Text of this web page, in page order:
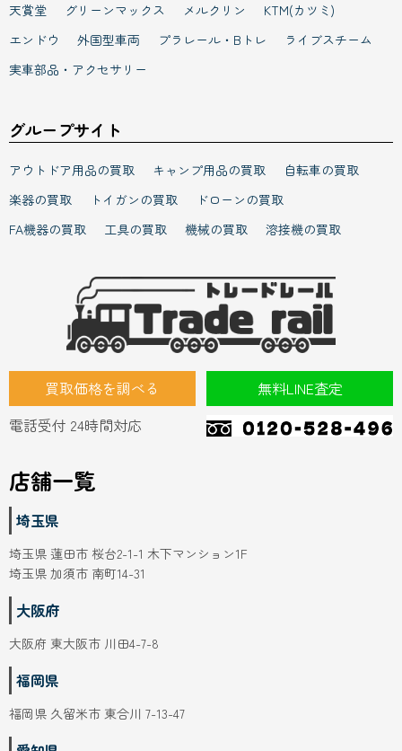
買取価格を調べる
無料LINE査定
電話受付 24時間対応
店舗一覧
埼玉県
埼玉県 蓮田市 桜台2-1-1 木下マンション1F
埼玉県 加須市 南町14-31
大阪府
大阪府 東大阪市 川田4-7-8
福岡県
福岡県 久留米市 東合川 7-13-47
天賞堂
グリーンマックス メルクリン
KTM(カツミ)
エンドウ
外国型車両 プラレール・Bトレ
ライブスチーム
実車部品・アクセサリー
グループサイト
アウトドア用品の買取 キャンプ用品の買取
自転車の買取
楽器の買取
トイガンの買取
ドローンの買取
FA機器の買取
工具の買取 機械の買取 溶接機の買取